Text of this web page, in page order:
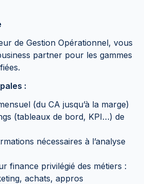
de Gestion Opérationnel, vous
partner pour les gammes
:
(du CA jusqu’à la marge)
(tableaux de bord, KPI…) de
nécessaires à l’analyse
finance privilégié des métiers :
achats, appros